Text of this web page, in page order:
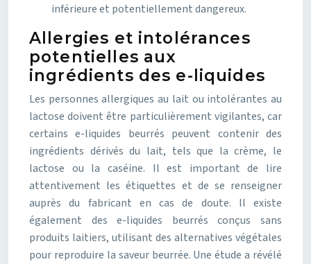
inférieure et potentiellement dangereux.
Allergies et intolérances
potentielles aux
ingrédients des e-liquides
Les personnes allergiques au lait ou intolérantes au
lactose doivent être particulièrement vigilantes, car
certains e-liquides beurrés peuvent contenir des
ingrédients dérivés du lait, tels que la crème, le
lactose ou la caséine. Il est important de lire
attentivement les étiquettes et de se renseigner
auprès du fabricant en cas de doute. Il existe
également des e-liquides beurrés conçus sans
produits laitiers, utilisant des alternatives végétales
pour reproduire la saveur beurrée. Une étude a révélé